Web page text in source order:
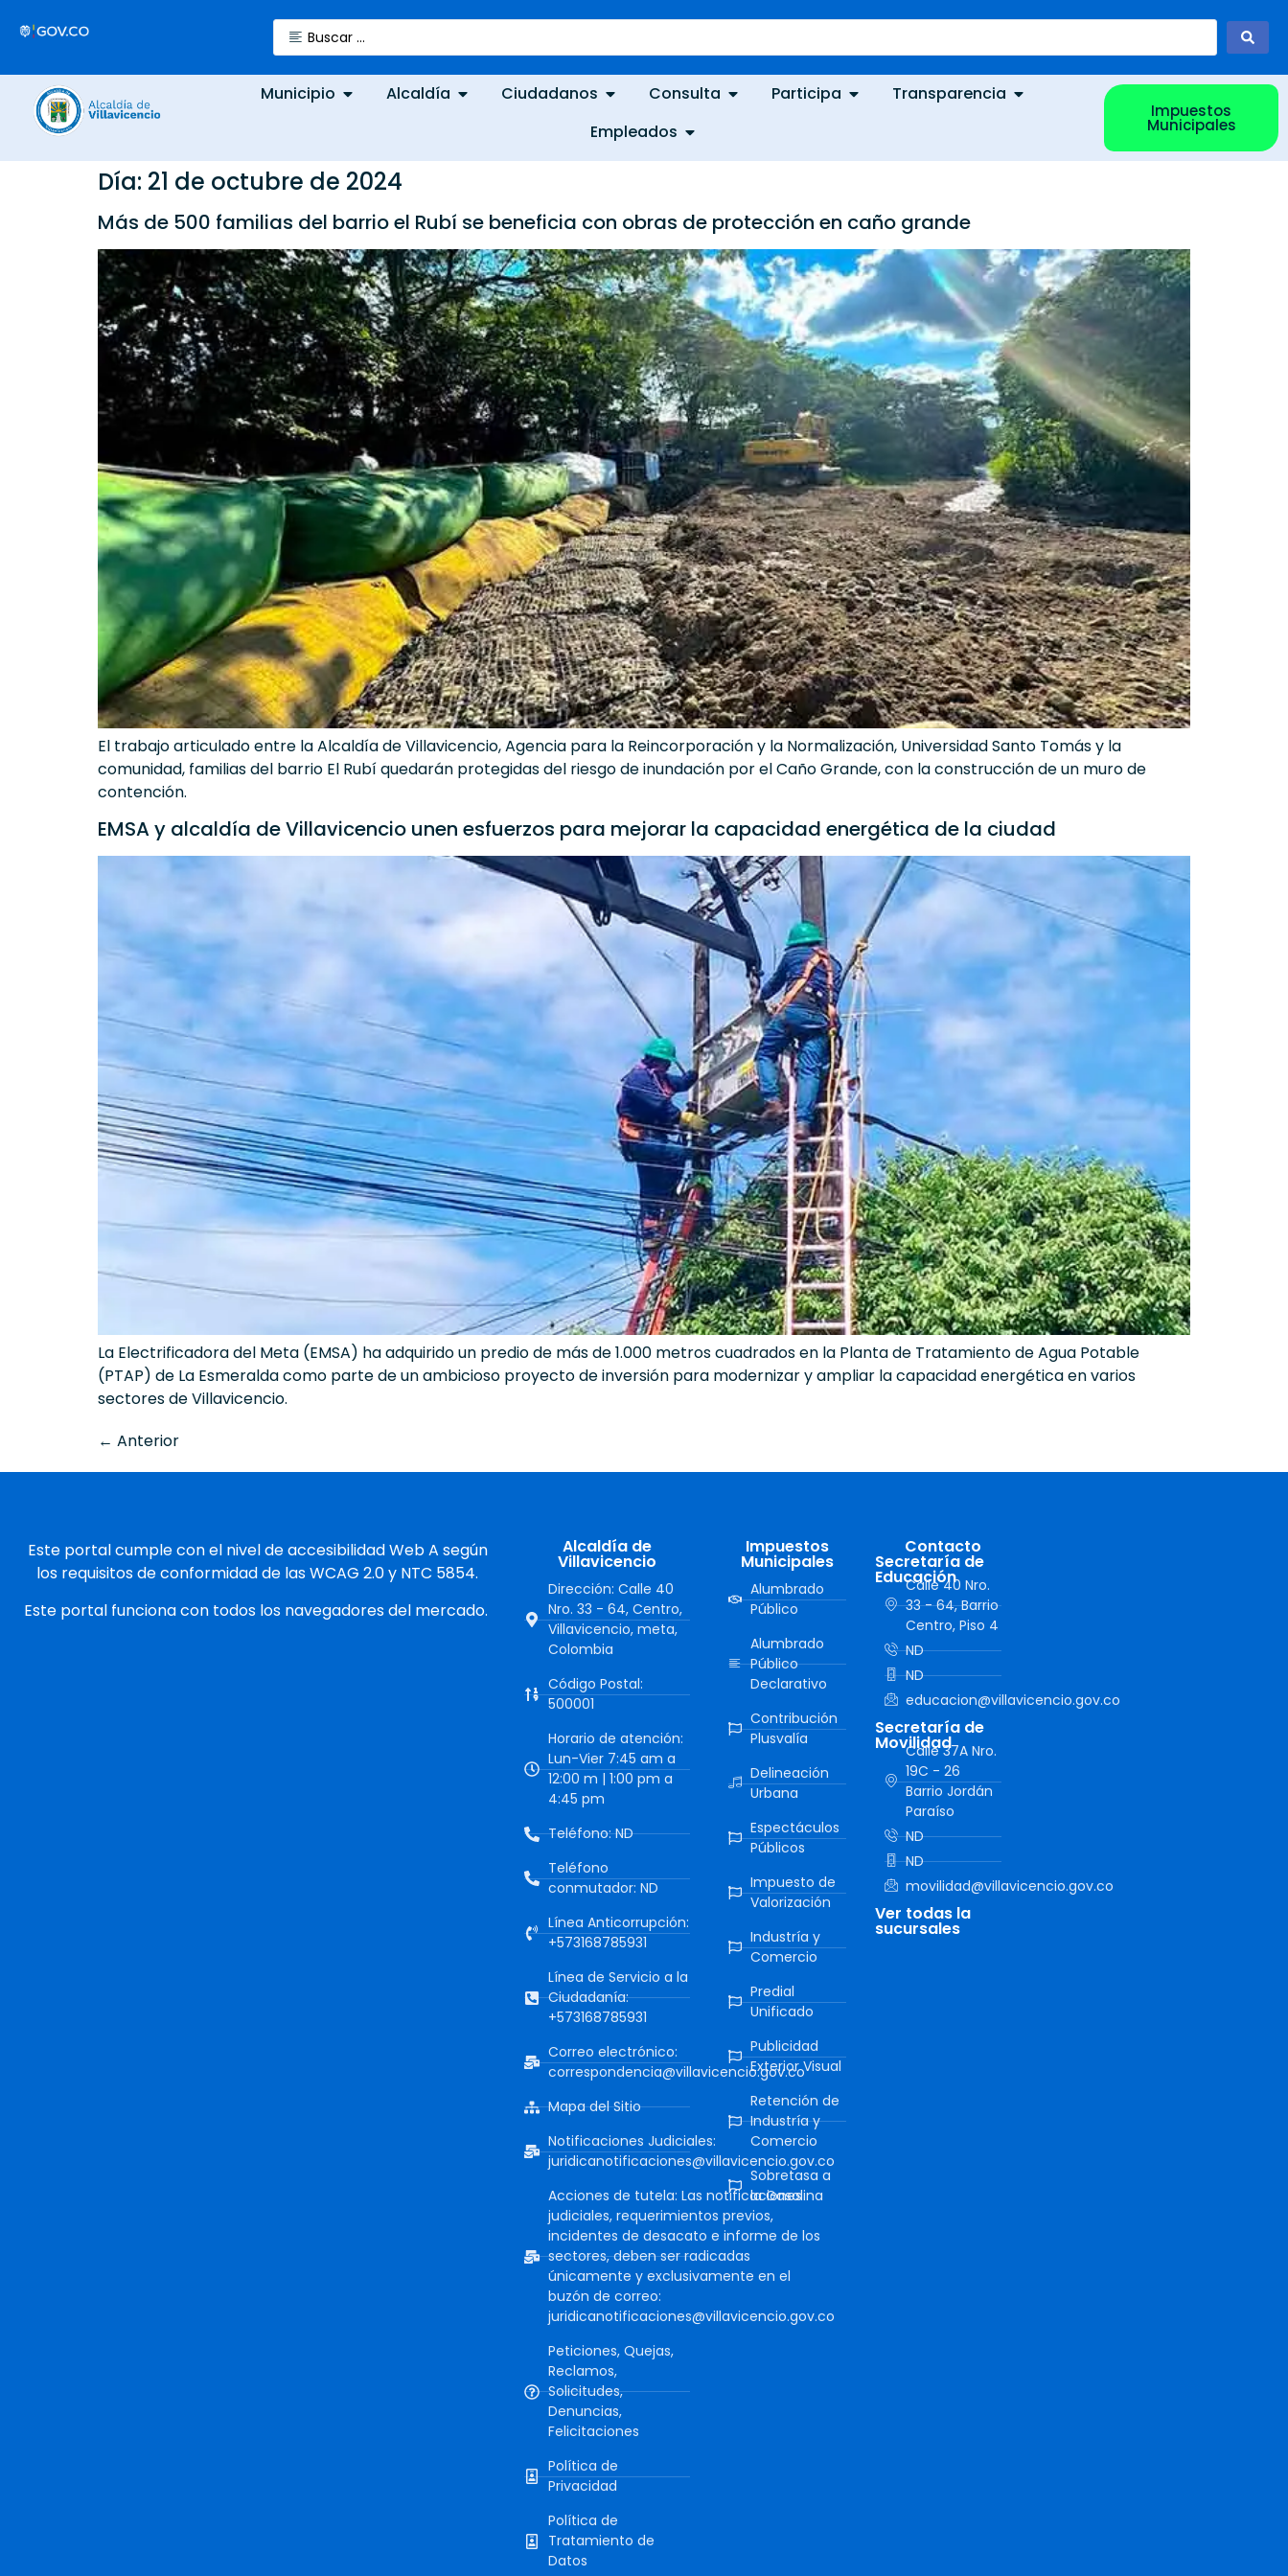
Municipio Alcaldía Ciudadanos Consulta Participa
Transparencia
Empleados
Impuestos
Municipales
Día: 21 de octubre de 2024
Más de 500 familias del barrio el Rubí se beneficia con obras de protección en caño grande
El trabajo articulado entre la Alcaldía de Villavicencio, Agencia para la Reincorporación y la Normalización, Universidad Santo Tomás y la
comunidad, familias del barrio El Rubí quedarán protegidas del riesgo de inundación por el Caño Grande, con la construcción de un muro de
contención.
EMSA y alcaldía de Villavicencio unen esfuerzos para mejorar la capacidad energética de la ciudad
La Electrificadora del Meta (EMSA) ha adquirido un predio de más de 1.000 metros cuadrados en la Planta de Tratamiento de Agua Potable
(PTAP) de La Esmeralda como parte de un ambicioso proyecto de inversión para modernizar y ampliar la capacidad energética en varios
sectores de Villavicencio.
← Anterior
Este portal cumple con el nivel de accesibilidad Web A según
los requisitos de conformidad de las WCAG 2.0 y NTC 5854.
Este portal funciona con todos los navegadores del mercado.
Alcaldía de
Villavicencio
Dirección: Calle 40
Nro. 33 - 64, Centro,
Villavicencio, meta,
Colombia
Código Postal:
500001
Horario de atención:
Lun-Vier 7:45 am a
12:00 m | 1:00 pm a
4:45 pm
Teléfono: ND
Teléfono
conmutador: ND
Línea Anticorrupción:
+573168785931
Línea de Servicio a la
Ciudadanía:
+573168785931
Correo electrónico:
correspondencia@villavicencio.gov.co
Mapa del Sitio
Notificaciones Judiciales:
juridicanotificaciones@villavicencio.gov.co
Acciones de tutela: Las notificaciones
judiciales, requerimientos previos,
incidentes de desacato e informe de los
sectores, deben ser radicadas
únicamente y exclusivamente en el
buzón de correo:
juridicanotificaciones@villavicencio.gov.co
Peticiones, Quejas,
Reclamos,
Solicitudes,
Denuncias,
Felicitaciones
Política de
Privacidad
Política de
Tratamiento de
Datos
Impuestos
Municipales
Alumbrado
Público
Alumbrado
Público
Declarativo
Contribución
Plusvalía
Delineación
Urbana
Espectáculos
Públicos
Impuesto de
Valorización
Industría y
Comercio
Predial
Unificado
Publicidad
Exterior Visual
Retención de
Industría y
Comercio
Sobretasa a
la Gasolina
Contacto
Secretaría de
Educación
Calle 40 Nro.
33 - 64, Barrio
Centro, Piso 4
ND
ND
educacion@villavicencio.gov.co
Secretaría de
Movilidad
Calle 37A Nro.
19C - 26
Barrio Jordán
Paraíso
ND
ND
movilidad@villavicencio.gov.co
Ver todas la
sucursales